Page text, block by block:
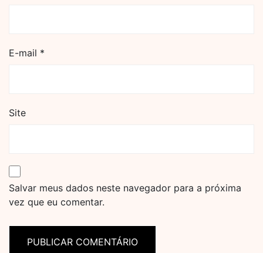
E-mail *
Site
Salvar meus dados neste navegador para a próxima
vez que eu comentar.